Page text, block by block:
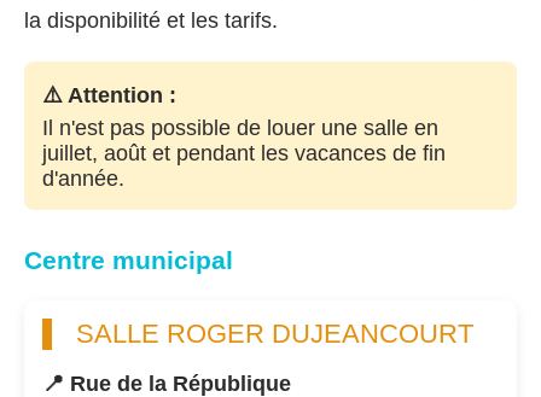
la disponibilité et les tarifs.
⚠️ Attention :
Il n'est pas possible de louer une salle en
juillet, août et pendant les vacances de fin
d'année.
Centre municipal
SALLE ROGER DUJEANCOURT
📍 Rue de la République